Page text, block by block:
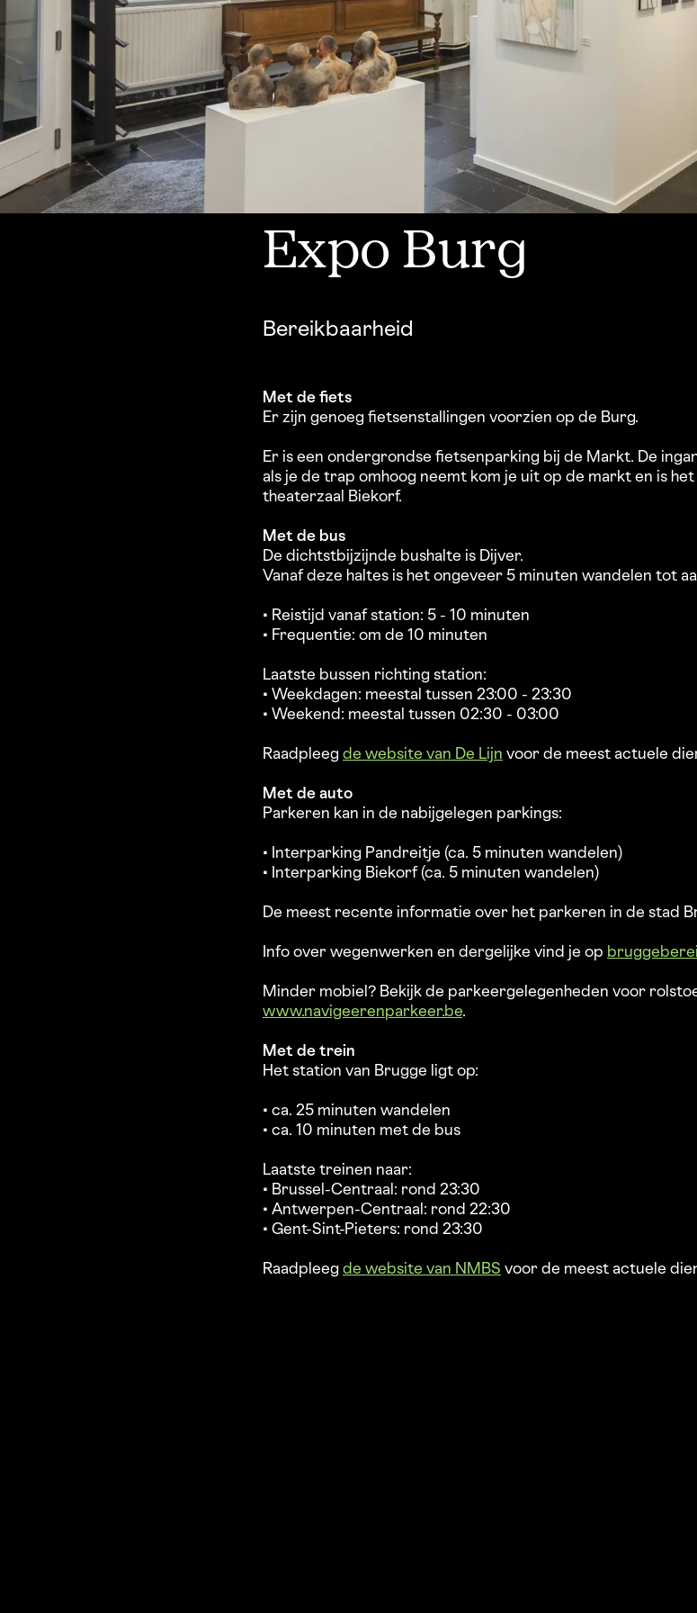
Expo Burg
Bereikbaarheid
Met de fiets
Er zijn genoeg fietsenstallingen voorzien op de Burg.
Er is een ondergrondse fietsenparking bij de Markt. De
als je de trap omhoog neemt kom je uit op de markt en is
theaterzaal Biekorf.
Met de bus
De dichtstbijzijnde bushalte is Dijver.
Vanaf deze haltes is het ongeveer 5 minuten wandelen tot
• Reistijd vanaf station: 5 - 10 minuten
• Frequentie: om de 10 minuten
Laatste bussen richting station:
• Weekdagen: meestal tussen 23:00 - 23:30
• Weekend: meestal tussen 02:30 - 03:00
Raadpleeg de website van De Lijn voor de meest actuele
Met de auto
Parkeren kan in de nabijgelegen parkings:
• Interparking Pandreitje (ca. 5 minuten wandelen)
• Interparking Biekorf (ca. 5 minuten wandelen)
De meest recente informatie over het parkeren in de stad
Info over wegenwerken en dergelijke vind je op
Minder mobiel? Bekijk de parkeergelegenheden voor
www.navigeerenparkeer.be.
Met de trein
Het station van Brugge ligt op:
• ca. 25 minuten wandelen
• ca. 10 minuten met de bus
Laatste treinen naar:
• Brussel-Centraal: rond 23:30
• Antwerpen-Centraal: rond 22:30
• Gent-Sint-Pieters: rond 23:30
Raadpleeg de website van NMBS voor de meest actuele